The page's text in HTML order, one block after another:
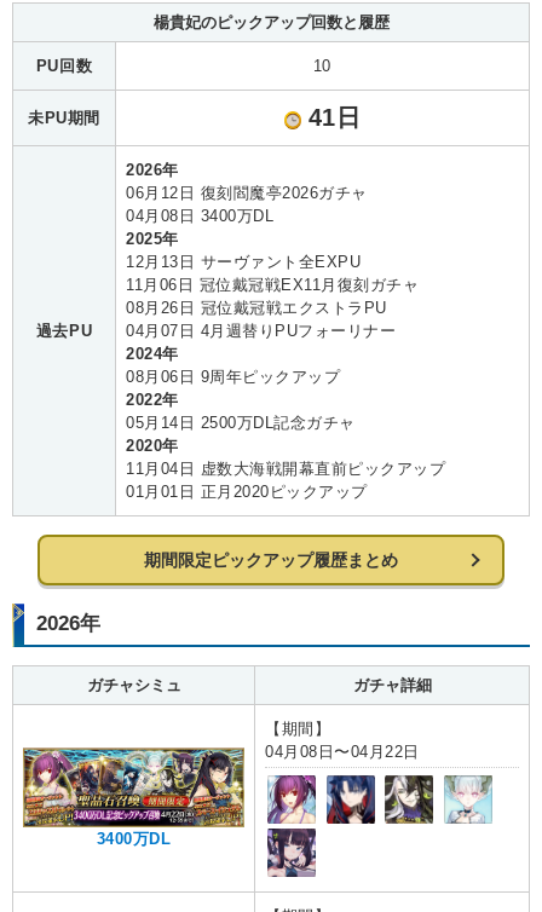
楊貴妃のピックアップ回数と履歴
PU回数 10
未PU期間 41日
過去PU
2026年
06月12日 復刻閻魔亭2026ガチャ
04月08日 3400万DL
2025年
12月13日 サーヴァント全EXPU
11月06日 冠位戴冠戦EX11月復刻ガチャ
08月26日 冠位戴冠戦エクストラPU
04月07日 4月週替りPUフォーリナー
2024年
08月06日 9周年ピックアップ
2022年
05月14日 2500万DL記念ガチャ
2020年
11月04日 虚数大海戦開幕直前ピックアップ
01月01日 正月2020ピックアップ
期間限定ピックアップ履歴まとめ
2026年
ガチャシミュ ガチャ詳細
3400万DL
【期間】
04月08日〜04月22日